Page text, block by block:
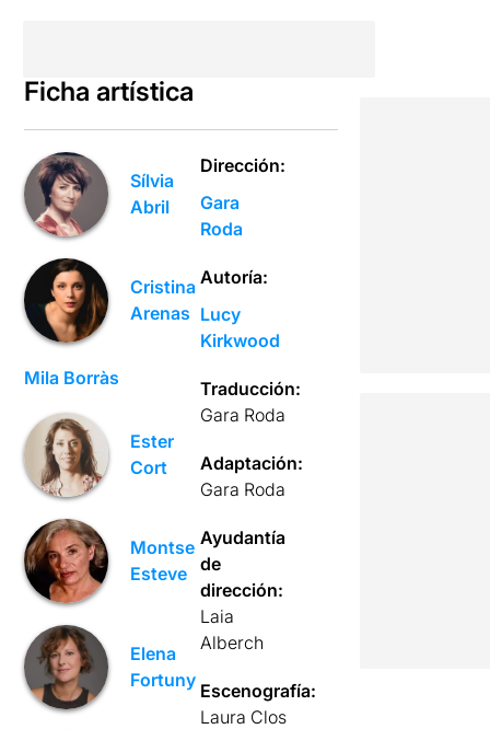
Ficha artística
Sílvia
Abril
Cristina
Arenas
Mila Borràs
Ester
Cort
Montse
Esteve
Elena
Fortuny
Dirección:
Gara
Roda
Autoría:
Lucy
Kirkwood
Traducción:
Gara Roda
Adaptación:
Gara Roda
Ayudantía
de
dirección:
Laia
Alberch
Escenografía:
Laura Clos